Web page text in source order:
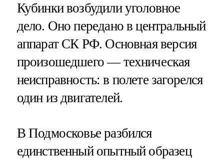
Кубинки возбудили уголовное
дело. Оно передано в центральный
аппарат СК РФ. Основная версия
произошедшего — техническая
неисправность: в полете загорелся
один из двигателей.
В Подмосковье разбился
единственный опытный образец